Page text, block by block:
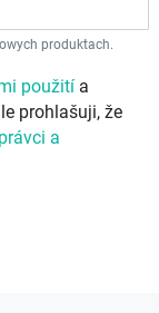
produktach.
použití a
prohlašuji, že
a